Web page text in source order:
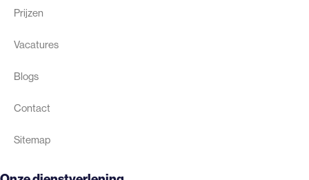
Prijzen
Vacatures
Blogs
Contact
Sitemap